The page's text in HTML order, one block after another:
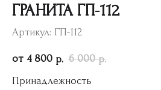
ГРАНИТА ГП-112
Артикул: ГП-112
4 800 р. 6 000 р.
Принадлежность